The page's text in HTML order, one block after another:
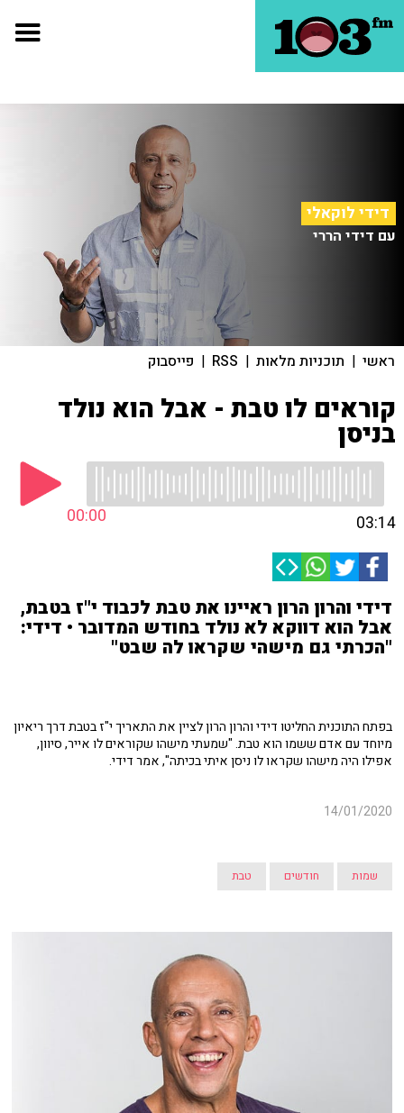
דידי לוקאלי
עם דידי הררי
ראשי | תוכניות מלאות |
RSS
| פייסבוק
קוראים לו טבת - אבל הוא נולד
בניסן
00:00 03:14
דידי והרון הרון ראיינו את טבת לכבוד י"ז בטבת,
אבל הוא דווקא לא נולד בחודש המדובר • דידי:
"הכרתי גם מישהי שקראו לה שבט"
בפתח התוכנית החליטו דידי והרון הרון לציין את התאריך י"ז בטבת דרך ריאיון
מיוחד עם אדם ששמו הוא טבת. "שמעתי מישהו שקוראים לו אייר, סיוון,
אפילו היה מישהו שקראו לו ניסן איתי בכיתה", אמר דידי.
14/01/2020
שמות חודשים טבת